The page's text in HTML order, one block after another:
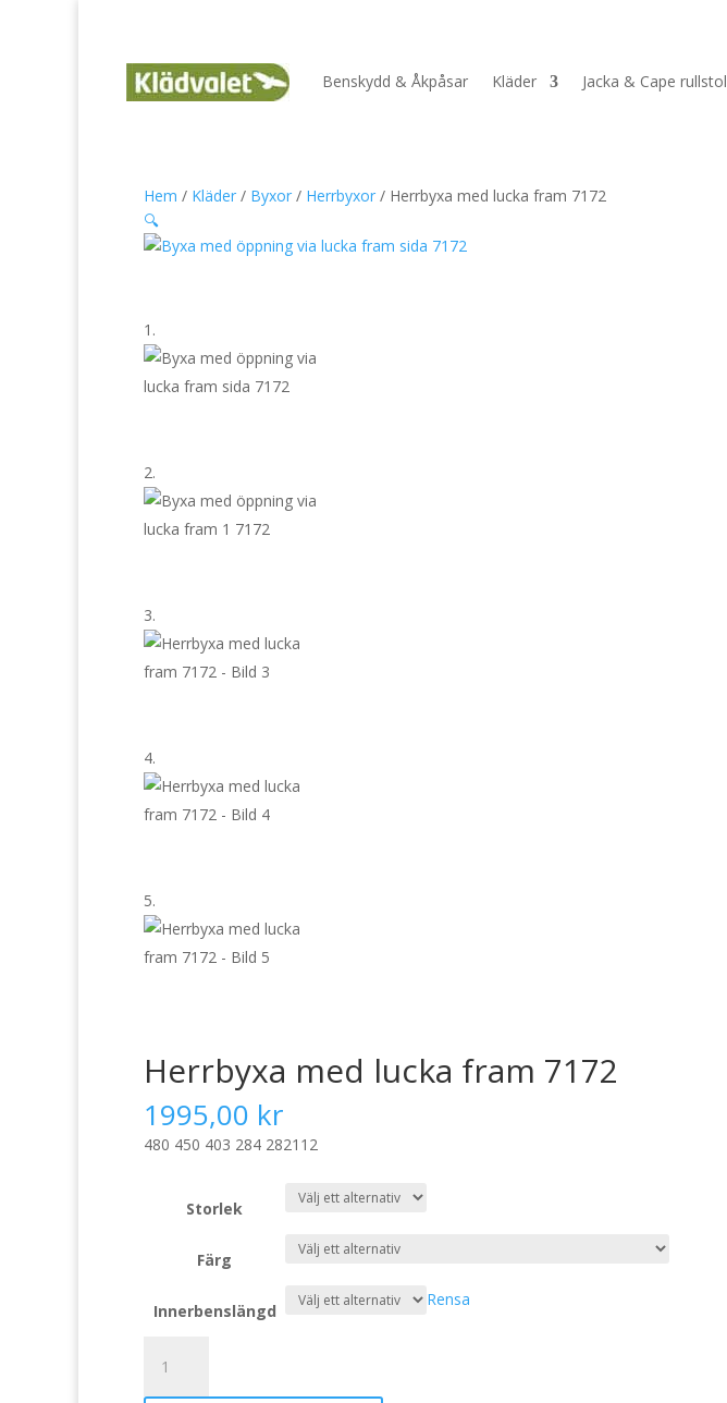
Benskydd & Åkpåsar Kläder Jacka & Cape rullstol
Hem / Kläder / Byxor / Herrbyxor / Herrbyxa med lucka fram 7172
🔍
Herrbyxa med lucka fram 7172
1995,00 kr
480 450 403 284 282112
Storlek
Färg
Innerbenslängd
Rensa
med
lucka